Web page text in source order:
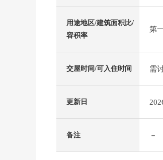
用途地区/建筑面积比/
容积率
第
交屋时间/可入住时间 需
更新日
备注 －